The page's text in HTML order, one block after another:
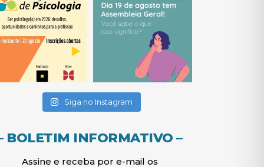
Siga no Instagram(abre em nova janela)
BOLETIM INFORMATIVO –
Assine e receba por e-mail os